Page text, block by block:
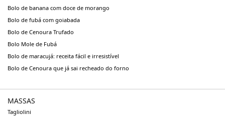
Bolo de banana com doce de morango
Bolo de fubá com goiabada
Bolo de Cenoura Trufado
Bolo Mole de Fubá
Bolo de maracujá: receita fácil e irresistível
Bolo de Cenoura que já sai recheado do forno
MASSAS
Tagliolini